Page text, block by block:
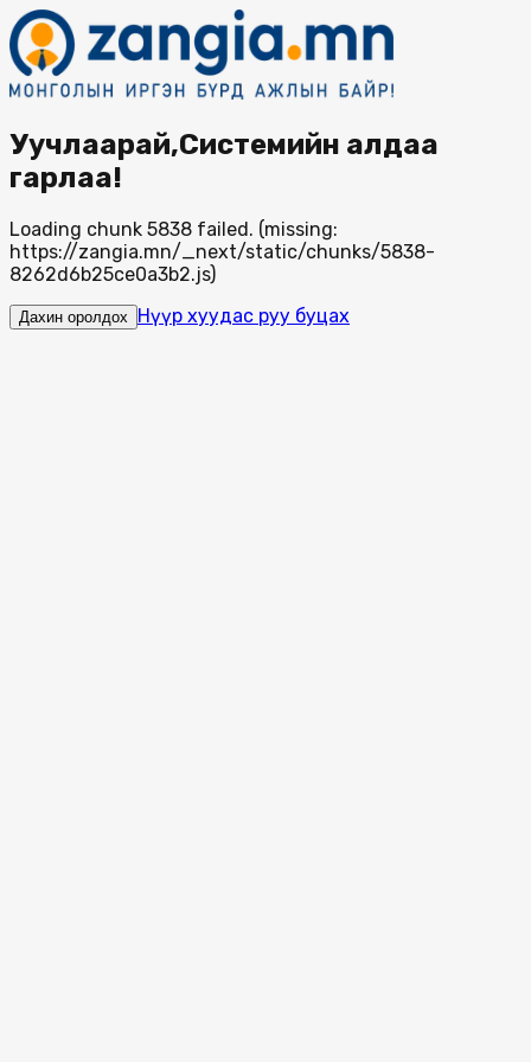
Уучлаарай,Системийн алдаа
гарлаа!
Loading chunk 5838 failed. (missing:
https://zangia.mn/_next/static/chunks/5838-
8262d6b25ce0a3b2.js)
Дахин оролдох Нүүр хуудас руу буцах